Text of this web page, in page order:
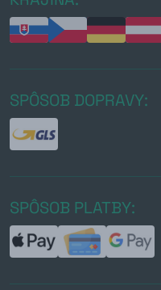
SPÔSOB DOPRAVY:
SPÔSOB PLATBY: